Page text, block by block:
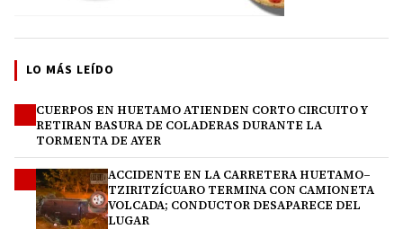
LO MÁS LEÍDO
CUERPOS EN HUETAMO ATIENDEN CORTO CIRCUITO Y
RETIRAN BASURA DE COLADERAS DURANTE LA
TORMENTA DE AYER
ACCIDENTE EN LA CARRETERA HUETAMO–
TZIRITZÍCUARO TERMINA CON CAMIONETA
VOLCADA; CONDUCTOR DESAPARECE DEL
LUGAR